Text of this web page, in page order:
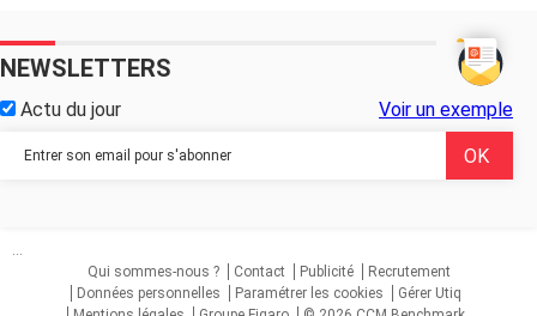
NEWSLETTERS
Actu du jour Voir un exemple
...
Qui sommes-nous ?
Contact Publicité
Recrutement
Données personnelles
Paramétrer les cookies
Gérer Utiq